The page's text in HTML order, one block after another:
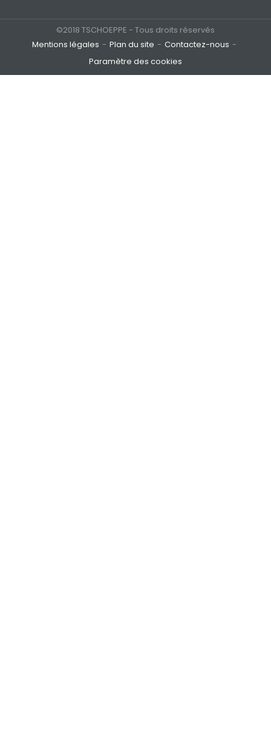
©2018 TSCHOEPPE - Tous droits réservés
Mentions légales
Plan du site
Contactez-nous
Paramètre des cookies